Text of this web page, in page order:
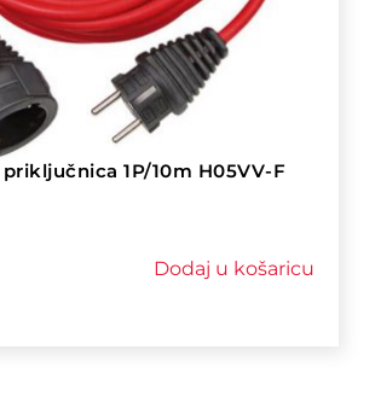
1P/10m H05VV-F
Dodaj u košaricu